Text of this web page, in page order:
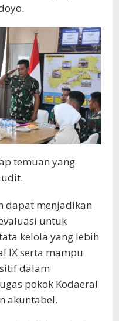
temuan yang
dapat menjadikan
untuk
kelola yang lebih
IX serta mampu
dalam
pokok Kodaeral
akuntabel.